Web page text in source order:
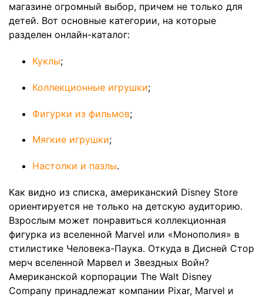
магазине огромный выбор, причем не только для
детей. Вот основные категории, на которые
разделен онлайн-каталог:
Куклы;
Коллекционные игрушки;
Фигурки из фильмов;
Мягкие игрушки;
Настолки и пазлы.
Как видно из списка, американский Disney Store
ориентируется не только на детскую аудиторию.
Взрослым может понравиться коллекционная
фигурка из вселенной Marvel или «Монополия» в
стилистике Человека-Паука. Откуда в Дисней Стор
мерч вселенной Марвел и Звездных Войн?
Американской корпорации The Walt Disney
Company принадлежат компании Pixar, Marvel и